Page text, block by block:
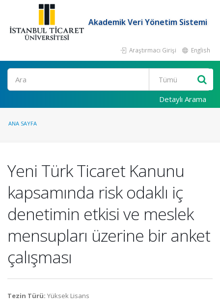
Akademik Veri Yönetim Sistemi
Araştırmacı Girişi English
Ara
Detaylı Arama
ANA SAYFA
Yeni Türk Ticaret Kanunu
kapsamında risk odaklı iç
denetimin etkisi ve meslek
mensupları üzerine bir anket
çalışması
Tezin Türü: Yüksek Lisans